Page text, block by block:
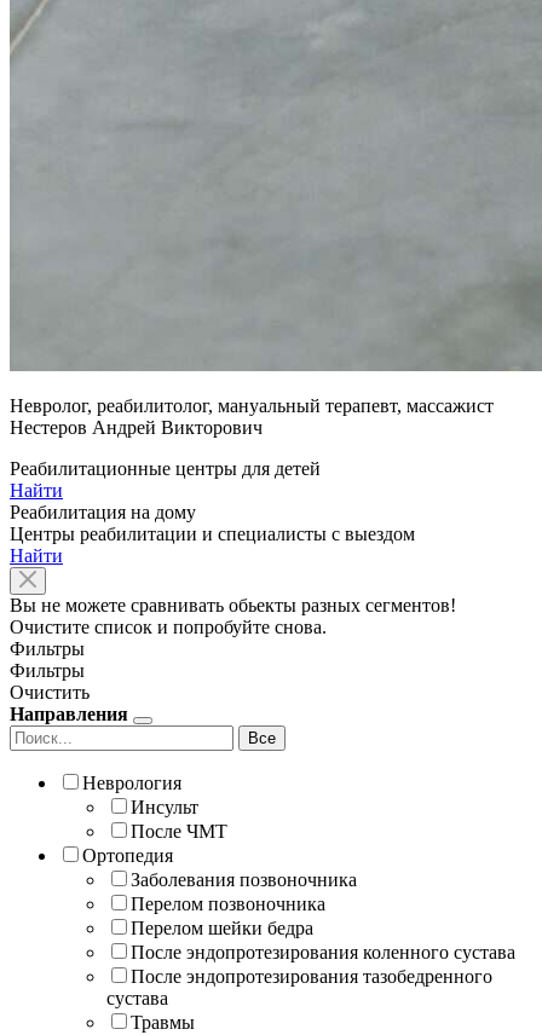
Невролог, реабилитолог, мануальный терапевт, массажист
Нестеров Андрей Викторович
Реабилитационные центры для детей
Найти
Реабилитация на дому
Центры реабилитации и специалисты с выездом
Найти
Вы не можете сравнивать обьекты разных сегментов!
Очистите список и попробуйте снова.
Фильтры
Фильтры
Очистить
Направления
Все
Неврология
Инсульт
После ЧМТ
Ортопедия
Заболевания позвоночника
Перелом позвоночника
Перелом шейки бедра
После эндопротезирования коленного сустава
После эндопротезирования тазобедренного
сустава
Травмы